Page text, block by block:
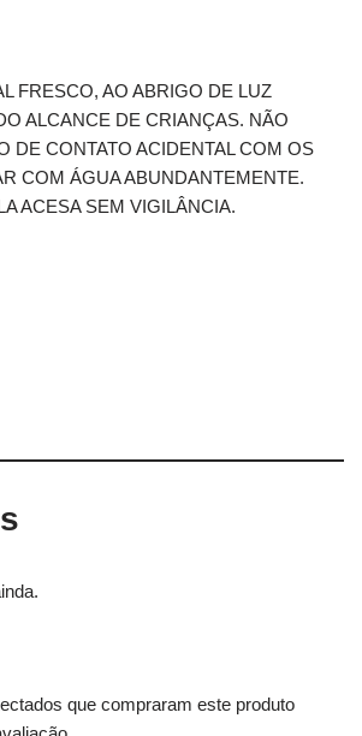
FRESCO, AO ABRIGO DE LUZ
ALCANCE DE CRIANÇAS. NÃO
DE CONTATO ACIDENTAL COM OS
COM ÁGUA ABUNDANTEMENTE.
ACESA SEM VIGILÂNCIA.
que compraram este produto